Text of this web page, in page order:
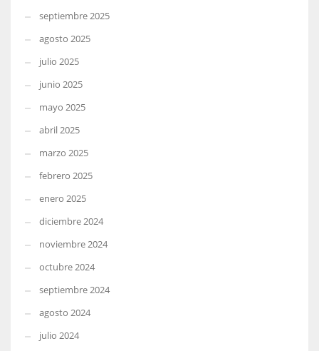
septiembre 2025
agosto 2025
julio 2025
junio 2025
mayo 2025
abril 2025
marzo 2025
febrero 2025
enero 2025
diciembre 2024
noviembre 2024
octubre 2024
septiembre 2024
agosto 2024
julio 2024